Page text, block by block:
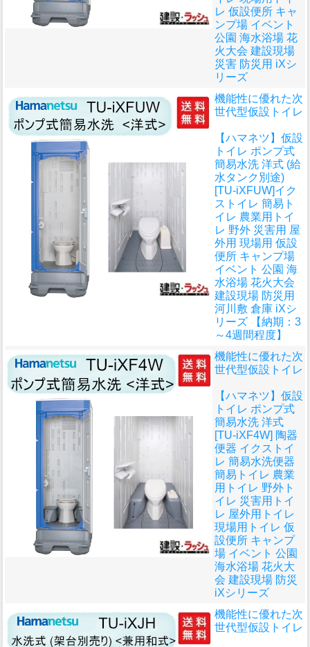
レ 仮設便所 キャ
ンプ場 イベント
公園 海水浴場 花
火大会 建設現場
災害 防災用 iXシ
リーズ
機能性に優れた次
世代型仮設トイレ
【ハマネツ】仮設
トイレ ポンプ式
簡易水洗 洋式 (給
水タンク別途)
[TU-iXFUW]イク
ストイレ 簡易ト
イレ 農業用トイ
レ 野外 災害用 屋
外用 現場用 仮設
便所 キャンプ場
イベント 公園 海
水浴場 花火大会
建設現場 防災用
河川敷 倉庫 iXシ
リーズ 【納期：3
～4週間程度】
機能性に優れた次
世代型仮設トイレ
【ハマネツ】仮設
トイレ ポンプ式
簡易水洗 洋式
[TU-iXF4W] 陶器
便器 イクストイ
レ 簡易水洗便器
簡易トイレ 農業
用トイレ 野外ト
イレ 災害用トイ
レ 屋外用トイレ
現場用トイレ 仮
設便所 キャンプ
場 イベント 公園
海水浴場 花火大
会 建設現場 防災
iXシリーズ
機能性に優れた次
世代型仮設トイレ